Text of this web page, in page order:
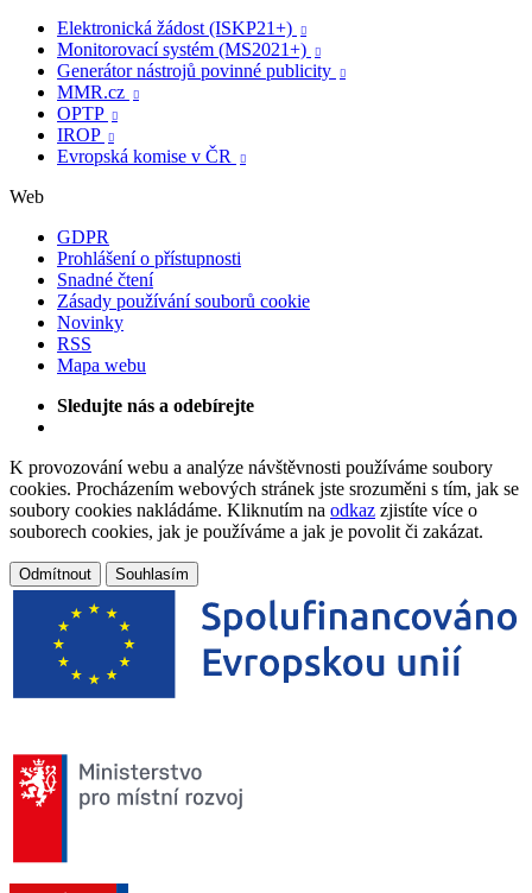
Elektronická žádost (ISKP21+)

Monitorovací systém (MS2021+) 
Generátor nástrojů povinné publicity 
MMR.cz 
OPTP 
IROP 
Evropská komise v ČR 
Web
GDPR
Prohlášení o přístupnosti
Snadné čtení
Zásady používání souborů cookie
Novinky
RSS
Mapa webu
Sledujte nás a odebírejte
K provozování webu a analýze návštěvnosti používáme soubory
cookies. Procházením webových stránek jste srozuměni s tím, jak se
soubory cookies nakládáme. Kliknutím na odkaz zjistíte více o
souborech cookies, jak je používáme a jak je povolit či zakázat.
Odmítnout Souhlasím